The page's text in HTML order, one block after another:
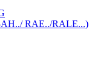
RAE../RALE...)